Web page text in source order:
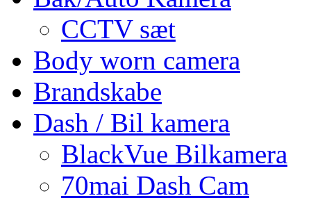
CCTV sæt
Body worn camera
Brandskabe
Dash / Bil kamera
BlackVue Bilkamera
70mai Dash Cam